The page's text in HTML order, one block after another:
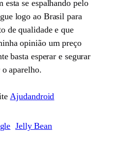
se espalhando pelo
logo ao Brasil para
de qualidade e que
opinião um preço
basta esperar e segurar
aparelho.
Ajudandroid
Jelly Bean